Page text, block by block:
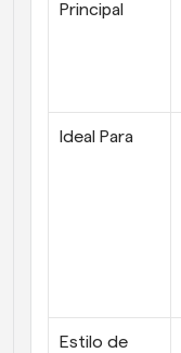
Principal
Ideal Para
Estilo de